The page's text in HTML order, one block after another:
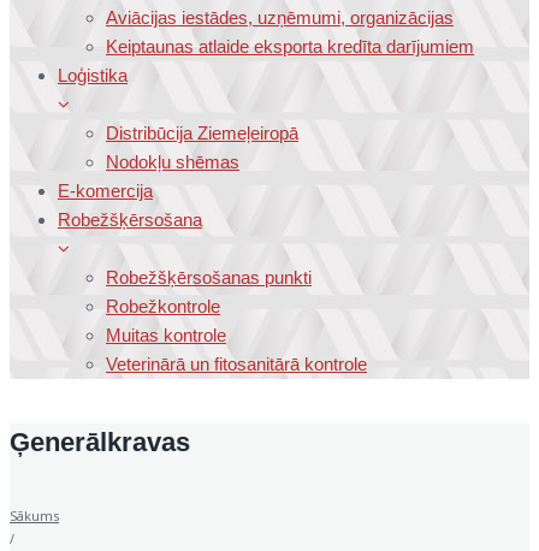
Aviācijas iestādes, uzņēmumi, organizācijas
Keiptaunas atlaide eksporta kredīta darījumiem
Loģistika
Distribūcija Ziemeļeiropā
Nodokļu shēmas
E-komercija
Robežšķērsošana
Robežšķērsošanas punkti
Robežkontrole
Muitas kontrole
Veterinārā un fitosanitārā kontrole
Ģenerālkravas
Sākums
/